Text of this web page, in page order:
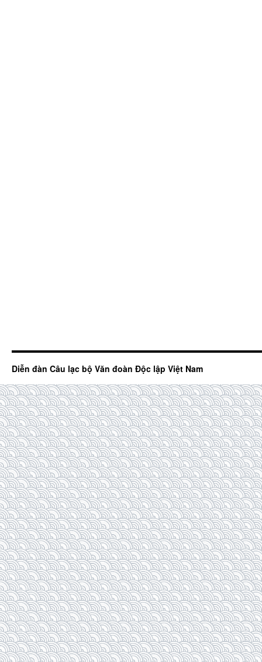
Diễn đàn Câu lạc bộ Văn đoàn Độc lập Việt Nam